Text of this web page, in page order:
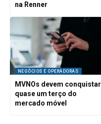
na Renner
NEGÓCIOS E OPERADORAS
MVNOs devem conquistar
quase um terço do
mercado móvel